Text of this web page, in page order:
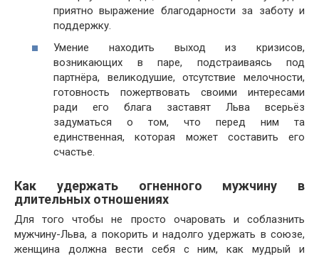
приятно выражение благодарности за заботу и
поддержку.
Умение находить выход из кризисов,
возникающих в паре, подстраиваясь под
партнёра, великодушие, отсутствие мелочности,
готовность пожертвовать своими интересами
ради его блага заставят Льва всерьёз
задуматься о том, что перед ним та
единственная, которая может составить его
счастье.
Как удержать огненного мужчину в
длительных отношениях
Для того чтобы не просто очаровать и соблазнить
мужчину-Льва, а покорить и надолго удержать в союзе,
женщина должна вести себя с ним, как мудрый и